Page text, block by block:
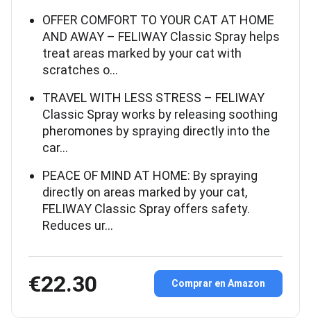
OFFER COMFORT TO YOUR CAT AT HOME
AND AWAY – FELIWAY Classic Spray helps
treat areas marked by your cat with
scratches o…
TRAVEL WITH LESS STRESS – FELIWAY
Classic Spray works by releasing soothing
pheromones by spraying directly into the
car…
PEACE OF MIND AT HOME: By spraying
directly on areas marked by your cat,
FELIWAY Classic Spray offers safety.
Reduces ur…
€22.30 Comprar en Amazon